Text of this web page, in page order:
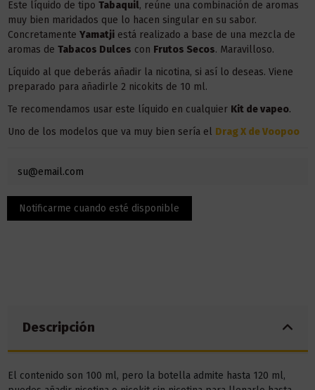
Este líquido de tipo Tabaquil, reúne una combinación de aromas
muy bien maridados que lo hacen singular en su sabor.
Concretamente Yamatjiestá realizado a base de una mezcla de
aromas de Tabacos Dulces con Frutos Secos. Maravilloso.
Líquido al que deberás añadir la nicotina, si así lo deseas. Viene
preparado para añadirle 2 nicokits de 10 ml.
Te recomendamos usar este líquido en cualquier Kit de vapeo.
Uno de los modelos que va muy bien sería el Drag X de Voopoo
Descripción
El contenido son 100 ml, pero la botella admite hasta 120 ml,